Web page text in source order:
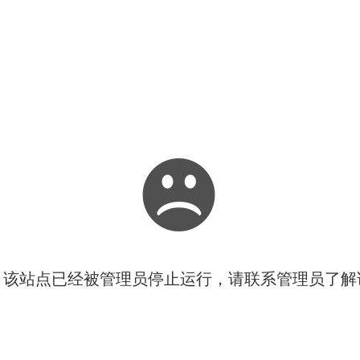
站点已经被管理员停止运行，请联系管理员了